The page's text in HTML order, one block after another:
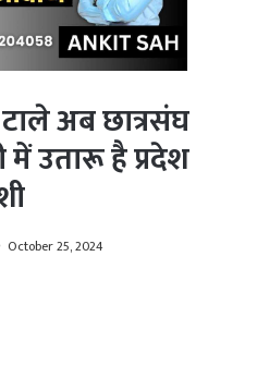
अब छात्रसंघ
उतारू है प्रदेश
October 25, 2024